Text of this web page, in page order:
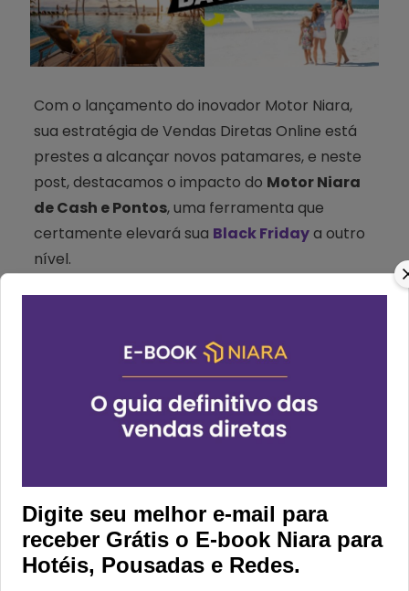
Com o lançamento do inovador Motor Niara,
sua estratégia de Vendas Diretas Online está
prestes a alcançar novos patamares, e neste
post, destacamos o impacto do Motor Niara
de Cash e Pontos, uma ferramenta que
certamente elevará sua Black Fridaya outro
nível.
O interesse crescente dos consumidores
como o cashback, não é mero acaso. De
acordo com a Associação Brasileira das
Empresas do Mercado de Fidelização (ABEMF),
70% dos entrevistados mencionaram o
CRM&Bônus revelou que 20% dos clientes que
recebem bônus em suas compras gastam, em
média, cinco vezes mais o valor recebido em
compras futuras na mesma loja.
Digite seu melhor e-mail para
receber Grátis o E-book Niara para
Hotéis, Pousadas e Redes.